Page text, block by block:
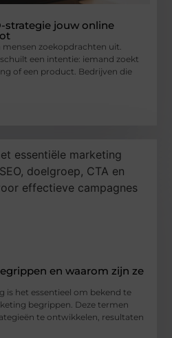
strategie jouw online
mensen zoekopdrachten uit.
een intentie: iemand zoekt
of een product. Bedrijven die
en waarom zijn ze
is het essentieel om bekend te
begrippen. Deze termen
te ontwikkelen, resultaten